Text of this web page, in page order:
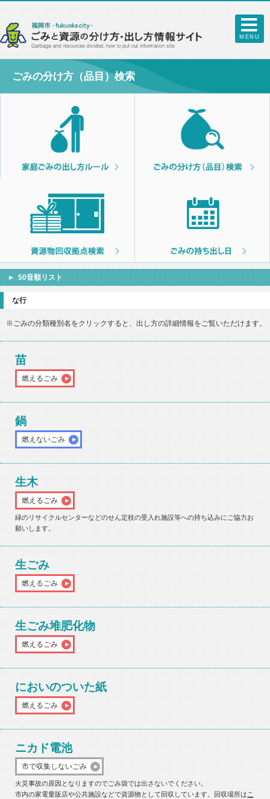
MENU
ごみの分け方（品目）検索
50音順リスト
な行
※ごみの分類種別名をクリックすると、出し方の詳細情報をご覧いただけます。
苗
燃えるごみ
鍋
燃えないごみ
生木
燃えるごみ
緑のリサイクルセンターなどのせん定枝の受入れ施設等への持ち込みにご協力お
願いします。
生ごみ
燃えるごみ
生ごみ堆肥化物
燃えるごみ
においのついた紙
燃えるごみ
ニカド電池
市で収集しないごみ
火災事故の原因となりますのでごみ袋では出さないでください。
市内の家電量販店や公共施設などで資源物として回収しています。回収場所は こ